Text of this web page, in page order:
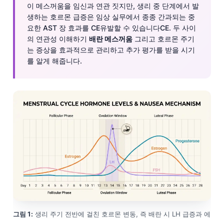
이 메스꺼움을 임신과 연관 짓지만, 생리 중 단계에서 발
생하는 호르몬 급증은 임상 실무에서 종종 간과되는 중
요한 AST 장 효과를 CE유발할 수 있습니다CE. 두 사이
의 연관성 이해하기 배란 메스꺼움 그리고 호르몬 주기
는 증상을 효과적으로 관리하고 추가 평가를 받을 시기
를 알게 해줍니다.
그림 1: 생리 주기 전반에 걸친 호르몬 변동, 즉 배란 시 LH 급증과 에